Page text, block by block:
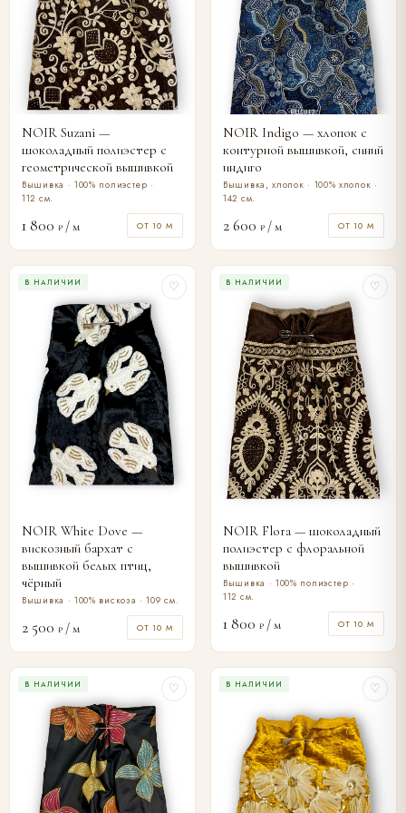
NOIR Suzani —
шоколадный полиэстер с
геометрической вышивкой
Вышивка · 100% полиэстер ·
112 см.
1 800 ₽ / м ОТ 10 М
NOIR Indigo — хлопок с
контурной вышивкой, синий
индиго
Вышивка, хлопок · 100% хлопок ·
142 см.
2 600 ₽ / м ОТ 10 М
В НАЛИЧИИ ♡
NOIR White Dove —
вискозный бархат с
вышивкой белых птиц,
чёрный
Вышивка · 100% вискоза · 109 см.
2 500 ₽ / м ОТ 10 М
В НАЛИЧИИ ♡
NOIR Flora — шоколадный
полиэстер с флоральной
вышивкой
Вышивка · 100% полиэстер ·
112 см.
1 800 ₽ / м ОТ 10 М
В НАЛИЧИИ ♡ В НАЛИЧИИ ♡